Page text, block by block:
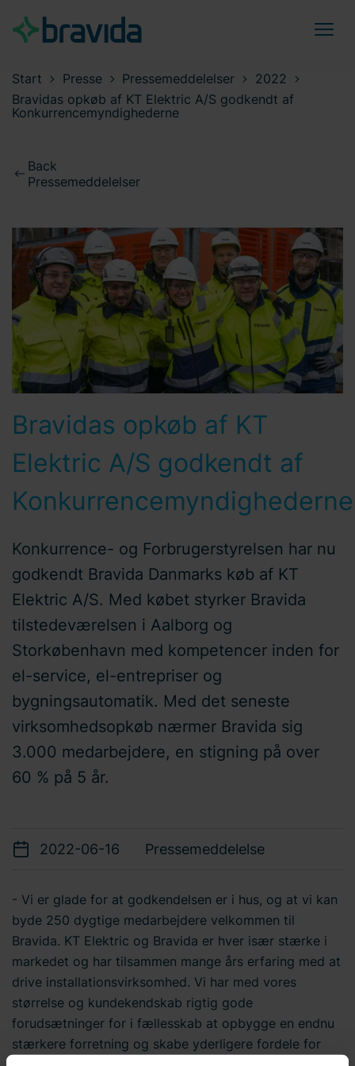
Start Presse Pressemeddelelser
2022
Bravidas opkøb af KT Elektric A/S godkendt af
Konkurrencemyndighederne
Back
Pressemeddelelser
Bravidas opkøb af KT
Elektric A/S godkendt af
Konkurrencemyndighederne
Konkurrence- og Forbrugerstyrelsen har nu
godkendt Bravida Danmarks køb af KT
Elektric A/S. Med købet styrker Bravida
tilstedeværelsen i Aalborg og
Storkøbenhavn med kompetencer inden for
el-service, el-entrepriser og
bygningsautomatik. Med det seneste
virksomhedsopkøb nærmer Bravida sig
3.000 medarbejdere, en stigning på over
60 % på 5 år.
2022-06-16 Pressemeddelelse
- Vi er glade for at godkendelsen er i hus, og at vi kan
byde 250 dygtige medarbejdere velkommen til
Bravida. KT Elektric og Bravida er hver især stærke i
markedet og har tilsammen mange års erfaring med at
drive installationsvirksomhed. Vi har med vores
størrelse og kundekendskab rigtig gode
forudsætninger for i fællesskab at opbygge en endnu
stærkere forretning og skabe yderligere fordele for